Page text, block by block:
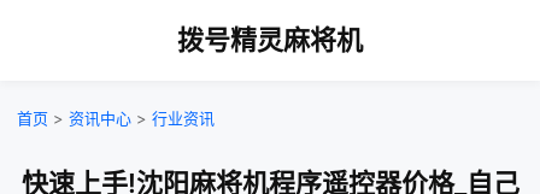
拨号精灵麻将机
首页 > 资讯中心 > 行业资讯
快速上手!沈阳麻将机程序遥控器价格_自己